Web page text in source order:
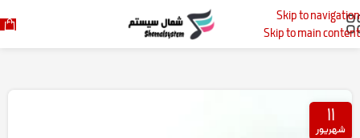
Skip to navigation
Skip to main content
خانه پست‌های برچسب زده شده "option_khodro-entekhab"
۱۱
شهریور